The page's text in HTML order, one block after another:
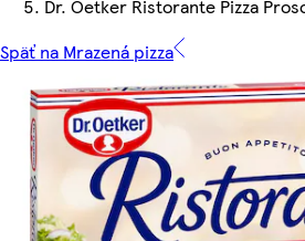
Dr. Oetker Ristorante Pizza
Späť na Mrazená pizza